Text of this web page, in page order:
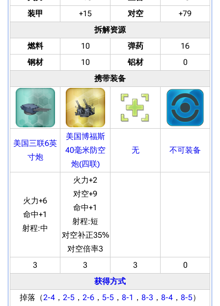
装甲
+15 对空
+79
拆解资源
燃料
10 弹药
16
钢材
10 铝材
0
携带装备
美国三联6英
寸炮
美国博福斯
40毫米防空
炮(四联)
无 不可装备
火力+6
命中+1
射程:中
火力+2
对空+9
命中+1
射程:短
对空补正35%
对空倍率3
3
3 3
0
获得方式
掉落（2-4 ， 2-5 ， 2-6 ， 5-5 ， 8-1 ， 8-3 ， 8-4 ， 8-5）